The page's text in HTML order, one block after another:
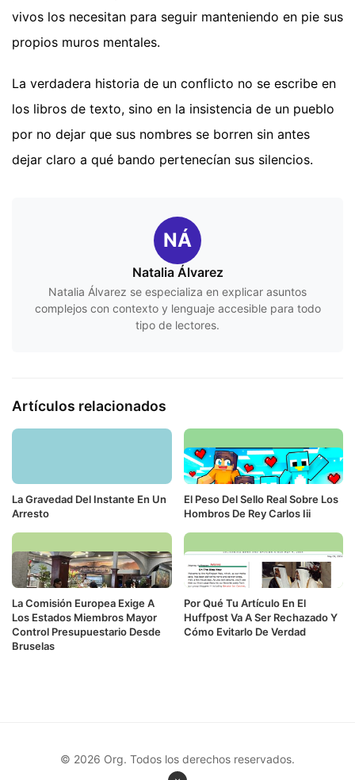
vivos los necesitan para seguir manteniendo en pie sus
propios muros mentales.
La verdadera historia de un conflicto no se escribe en
los libros de texto, sino en la insistencia de un pueblo
por no dejar que sus nombres se borren sin antes
dejar claro a qué bando pertenecían sus silencios.
NÁ
Natalia Álvarez
Natalia Álvarez se especializa en explicar asuntos
complejos con contexto y lenguaje accesible para todo
tipo de lectores.
Artículos relacionados
La Gravedad Del Instante En Un
Arresto
El Peso Del Sello Real Sobre Los
Hombros De Rey Carlos Iii
La Comisión Europea Exige A
Los Estados Miembros Mayor
Control Presupuestario Desde
Bruselas
Por Qué Tu Artículo En El
Huffpost Va A Ser Rechazado Y
Cómo Evitarlo De Verdad
© 2026 Org. Todos los derechos reservados.